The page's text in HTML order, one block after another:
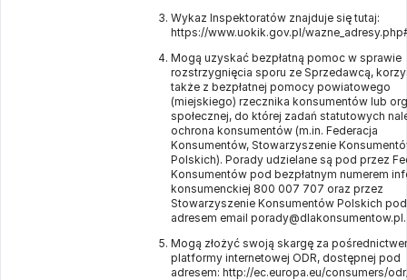
Wykaz Inspektoratów znajduje się tutaj:
https://www.uokik.gov.pl/
Mogą uzyskać bezpłatną pomoc w sprawie
rozstrzygnięcia sporu ze Sprzedawcą,
także z bezpłatnej pomocy powiatowego
(miejskiego) rzecznika konsumentów lub
społecznej, do której zadań statutowych
ochrona konsumentów (m.in. Federacja
Konsumentów, Stowarzyszenie
Polskich). Porady udzielane są pod przez
Konsumentów pod bezpłatnym numerem
konsumenckiej 800 007 707 oraz przez
Stowarzyszenie Konsumentów Polskich pod
adresem email porady@dlakonsumentow.pl.
Mogą złożyć swoją skargę za
platformy internetowej ODR, dostępnej pod
adresem: http://ec.europa.eu/consumers/